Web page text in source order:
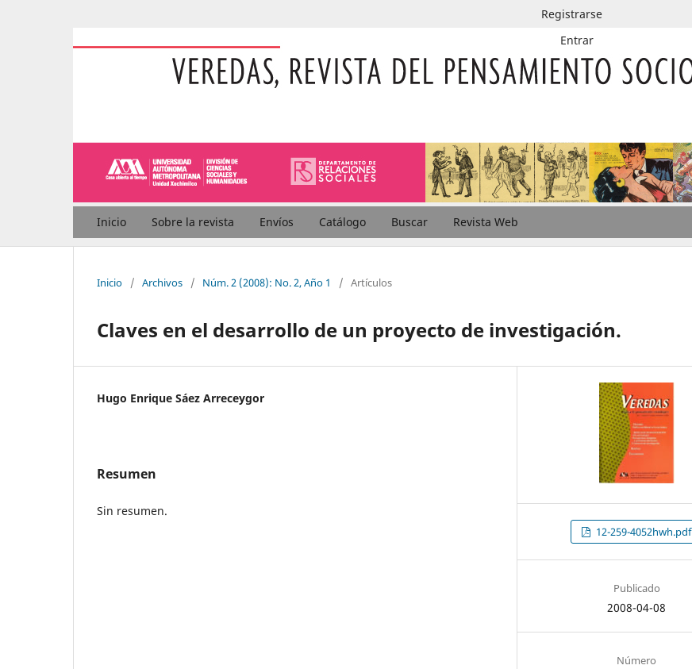
Inicio Sobre la revista Envíos Catálogo Buscar Revista Web
Registrarse
Entrar
Inicio / Archivos / Núm. 2 (2008): No. 2, Año 1 / Artículos
Claves en el desarrollo de un proyecto de investigación.
Hugo Enrique Sáez Arreceygor
Resumen
Sin resumen.
12-259-4052hwh.pdf
Publicado
2008-04-08
Número